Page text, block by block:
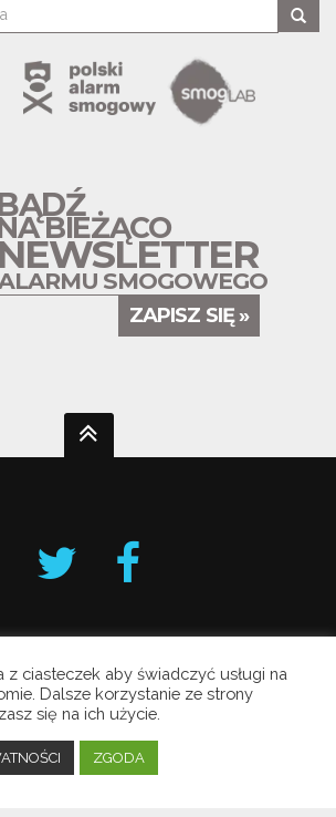
BIEŻĄCO
SMOGOWEGO
ZAPISZ SIĘ »
Alarm Smogowy
2019 All Rights Reserved.
prywatności
z ciasteczek aby świadczyć usługi na
Dalsze korzystanie ze strony
się na ich użycie.
ZGODA